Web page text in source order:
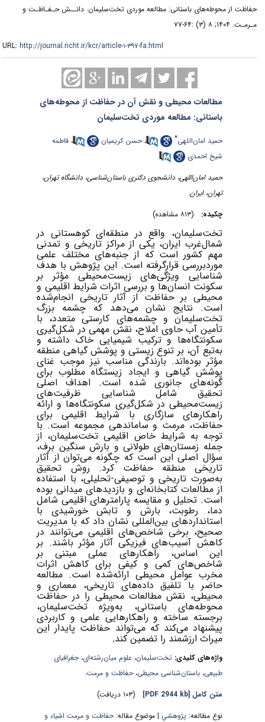
حفاظت از محوطه‌های باستانی: مطالعه موردی تخت‌سلیمان. دانــش حـفـاظـت و
مـرمـت. ۱۴۰۴; ۸ (۳) :۶۴-۷۷
URL:http://journal.richt.ir/kcr/article-۱-۳۹۷-fa.html
مطالعات محیطی و نقش آن در حفاظت از محوطه‌های
باستانی: مطالعه موردی تخت‌سلیمان
حمید امان‌اللهی ،حسن کریمیان ،فاطمه
شیخ احمدی
حمید امان‌اللهی، دانشجوی دکتری باستان‌شناسی، دانشگاه تهران،
تهران، ایران.
چکیده:
تخت‌سلیمان، واقع در منطقه‌ای کوهستانی در
شمال‌غرب ایران، یکی از مراکز تاریخی و تمدنی
مهم کشور است که از جنبه‌های مختلف علمی
موردبررسی قرارگرفته است. این پژوهش با هدف
شناسایی ویژگی‌های زیست‌محیطی مؤثر بر
سکونت انسان‌ها و بررسی اثرات شرایط اقلیمی و
محیطی بر حفاظت از آثار تاریخی انجام‌شده
است. نتایج نشان می‌دهد که چشمه بزرگ
تخت‌سلیمان و چشمه‌های کارستی متعدد، با
تأمین آب حاوی املاح، نقش مهمی در شکل‌گیری
سکونتگاه‌ها و ترکیب شیمیایی خاک داشته و
به‌تبع آن، بر تنوع زیستی و پوشش گیاهی منطقه
مؤثر بوده‌اند. بارندگی مناسب نیز موجب غنای
پوشش گیاهی و ایجاد زیستگاه مطلوب برای
گونه‌های جانوری شده است. اهداف اصلی
تحقیق شامل شناسایی ظرفیت‌های
زیست‌محیطی در شکل‌گیری سکونتگاه‌ها و ارائه
راهکارهای سازگاری با شرایط اقلیمی برای
حفاظت، مرمت و ساماندهی مجموعه است. با
توجه به شرایط خاص اقلیمی تخت‌سلیمان، از
جمله زمستان‌های طولانی و بارش سنگین برف،
سؤال اصلی این است که چگونه می‌توان از آثار
تاریخی منطقه حفاظت کرد. روش تحقیق
به‌صورت تاریخی و توصیفی-تحلیلی، با استفاده
از مطالعات کتابخانه‌ای و بازدیدهای میدانی بوده
است. تحلیل و مقایسه پارامترهای اقلیمی شامل
دما، رطوبت، بارش و تابش خورشیدی با
استانداردهای بین‌المللی نشان داد که با مدیریت
صحیح، برخی شاخص‌های اقلیمی می‌توانند در
کاهش آسیب‌های فیزیکی آثار مؤثر باشند. بر
این اساس، راهکارهای عملی مبتنی بر
شاخص‌های کمی و کیفی برای کاهش اثرات
مخرب عوامل محیطی ارائه‌شده است. مطالعه
حاضر با تلفیق داده‌های تاریخی، معماری و
محیطی، نقش مطالعات محیطی را در حفاظت
محوطه‌های باستانی، به‌ویژه تخت‌سلیمان،
برجسته ساخته و راهکارهایی علمی و کاربردی
پیشنهاد می‌کند که می‌تواند حفاظت پایدار این
میراث ارزشمند را تضمین کند.
واژه‌های کلیدی:تخت‌سلیمان،علوم میان‌رشته‌ای،جغرافیای
طبیعی،باستان‌شناسی محیطی،حفاظت و مرمت.
متن کامل[PDF 2944 kb]
نوع مطالعه:پژوهشي| موضوع مقاله:حفاظت و مرمت اشیاء و